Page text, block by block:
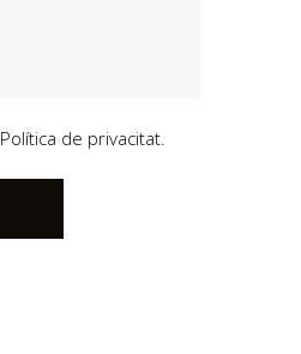
de privacitat.